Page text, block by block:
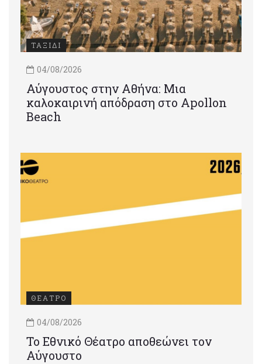
ΤΑΞΙΔΙ
04/08/2026
Αύγουστος στην Αθήνα: Μια
καλοκαιρινή απόδραση στο Apollon
Beach
ΘΕΑΤΡΟ
04/08/2026
Το Εθνικό Θέατρο αποθεώνει τον
Αύγουστο